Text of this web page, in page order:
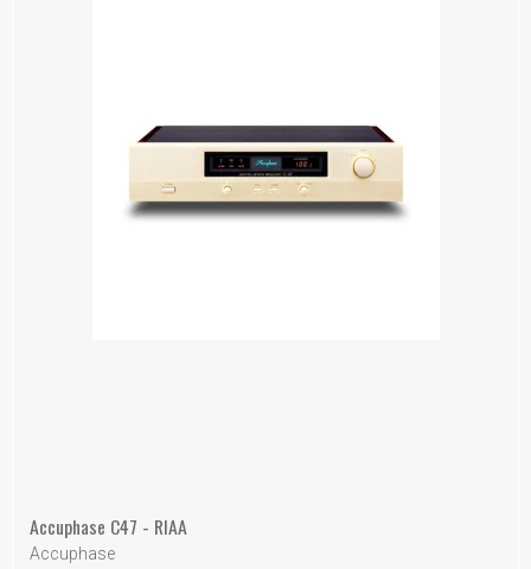
Accuphase C47 - RIAA
Accuphase